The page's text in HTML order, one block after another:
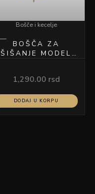
Bošče i kecelje
BOŠČA ZA
ŠIŠANJE MODEL
1,290.00 rsd
DODAJ U KORPU